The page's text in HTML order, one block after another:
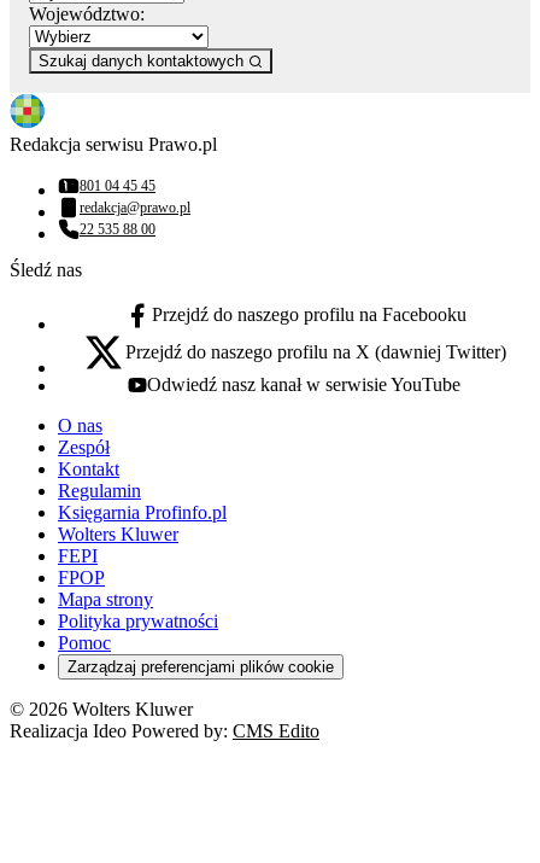
Województwo:
Szukaj danych kontaktowych
Redakcja serwisu Prawo.pl
Numer telefonu:
801 04 45 45
Adres email:
redakcja@prawo.pl
Numer telefonu:
22 535 88 00
Śledź nas
facebook - otwiera się w nowej karcie
Przejdź do naszego profilu na Facebooku
x - otwiera się w nowej karcie
Przejdź do naszego profilu na X (dawniej Twitter)
youtube - otwiera się w nowej karcie
Odwiedź nasz kanał w serwisie YouTube
O nas
Zespół
Kontakt
Regulamin
Księgarnia Profinfo.pl
Wolters Kluwer
FEPI
FPOP
Mapa strony
Polityka prywatności
Pomoc
Zarządzaj preferencjami plików cookie
© 2026 Wolters Kluwer
Realizacja Ideo Powered by: CMS Edito